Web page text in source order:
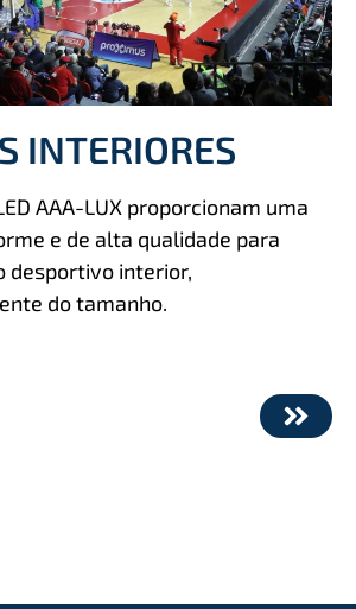
INTERIORES
AAA-LUX proporcionam uma
e de alta qualidade para
desportivo interior,
do tamanho.